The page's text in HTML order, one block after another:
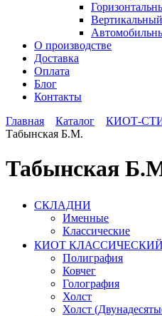
Вертикальный
О производстве
Доставка
Оплата
Блог
Контакты
Главная
Каталог КИОТ-
Табынская Б.М.
Табынская
СКЛАДНИ
Именные
Классические
КИОТ КЛАССИЧЕСКИЙ
Полиграфия
Ковчег
Голография
Холст
Холст